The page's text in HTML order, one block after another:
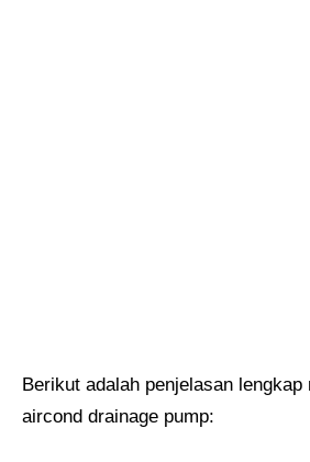
Berikut adalah penjelasan lengkap
aircond drainage pump: